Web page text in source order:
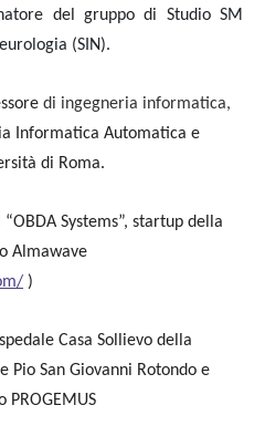
del gruppo di Studio SM
(SIN).
di ingegneria informatica,
Informatica Automatica e
di Roma.
Systems”, startup della
Almawave
)
Casa Sollievo della
Pio San Giovanni Rotondo e